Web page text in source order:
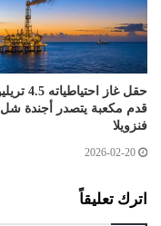
حقل غاز
قدم مكعبة يتصدر أجندة
فنزويلا
2026-02-20
اترك تعليقاً